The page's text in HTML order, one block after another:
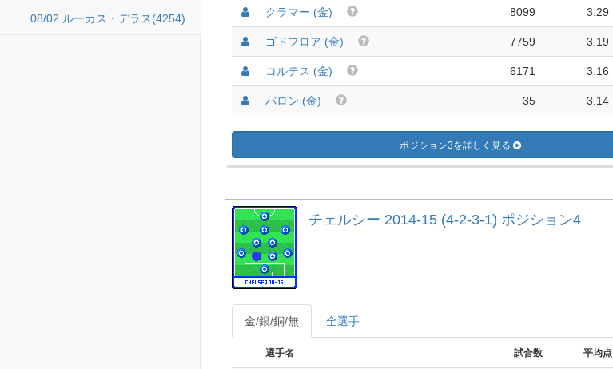
08/02 ルーカス・デラス(4254) クラマー (金) 8099 3.29
ゴドフロア (金) 7759 3.19
コルテス (金) 6171 3.16
バロン (金) 35 3.14
ポジション3を詳しく見る
チェルシー 2014-15 (4-2-3-1) ポジション4
金/銀/銅/無 全選手
選手名 試合数 平均点